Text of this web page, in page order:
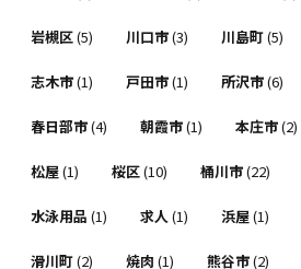
岩槻区(5) 川口市(3) 川島町(5)
志木市(1) 戸田市(1) 所沢市(6)
春日部市(4) 朝霞市(1) 本庄市(2)
松屋(1) 桜区(10) 桶川市(22)
水泳用品 (1) 求人 (1) 浜屋(1)
滑川町(2) 焼肉 (1) 熊谷市(2)